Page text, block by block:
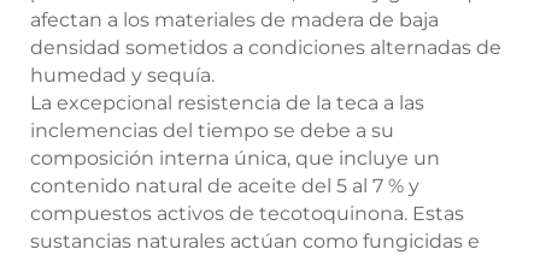
afectan a los materiales de madera de baja
densidad sometidos a condiciones alternadas de
humedad y sequía.
La excepcional resistencia de la teca a las
inclemencias del tiempo se debe a su
composición interna única, que incluye un
contenido natural de aceite del 5 al 7 % y
compuestos activos de tecotoquinona. Estas
sustancias naturales actúan como fungicidas e